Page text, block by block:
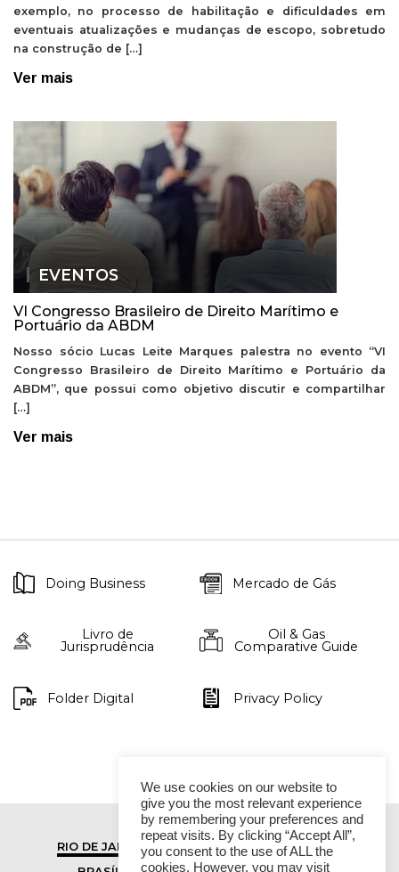
exemplo, no processo de habilitação e dificuldades em
eventuais atualizações e mudanças de escopo, sobretudo
na construção de […]
Ver mais
EVENTOS
VI Congresso Brasileiro de Direito Marítimo e
Portuário da ABDM
Nosso sócio Lucas Leite Marques palestra no evento “VI
Congresso Brasileiro de Direito Marítimo e Portuário da
ABDM”, que possui como objetivo discutir e compartilhar
[…]
Ver mais
Doing Business Mercado de Gás
Livro de
Jurisprudência
Oil & Gas
Comparative Guide
Folder Digital Privacy Policy
RIO DE JANEIRO
SÃO PAULO
We use cookies on our website to
give you the most relevant experience
by remembering your preferences and
repeat visits. By clicking “Accept All”,
you consent to the use of ALL the
cookies. However, you may visit